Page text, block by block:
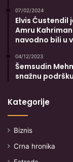
07/02/2024
Elvis Ćustendil
Amru
navodno bili u
04/12/2023
Šemsudin
snažnu
Kategorije
Biznis
Crna hronika